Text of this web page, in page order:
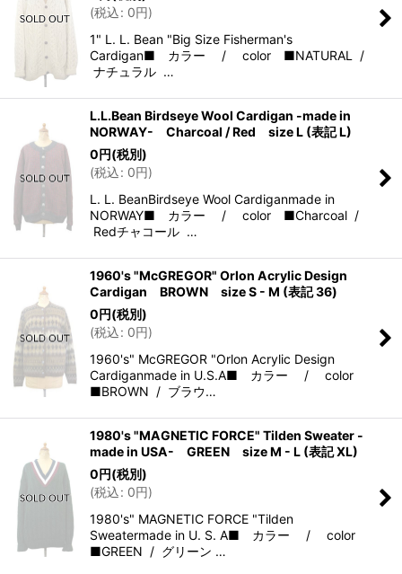
(税込: 0円)
1" L. L. Bean "Big Size Fisherman's
Cardigan■ カラー / color ■NATURAL /
ナチュラル …
L.L.Bean Birdseye Wool Cardigan -made in
NORWAY- Charcoal / Red size L (表記 L)
0円(税別)
(税込: 0円)
L. L. BeanBirdseye Wool Cardiganmade in
NORWAY■ カラー / color ■Charcoal /
Redチャコール …
1960's "McGREGOR" Orlon Acrylic Design
Cardigan BROWN size S - M (表記 36)
0円(税別)
(税込: 0円)
1960's" McGREGOR "Orlon Acrylic Design
Cardiganmade in U.S.A■ カラー / color
■BROWN / ブラウ…
1980's "MAGNETIC FORCE" Tilden Sweater -
made in USA- GREEN size M - L (表記 XL)
0円(税別)
(税込: 0円)
1980's" MAGNETIC FORCE "Tilden
Sweatermade in U. S. A■ カラー / color
■GREEN / グリーン …